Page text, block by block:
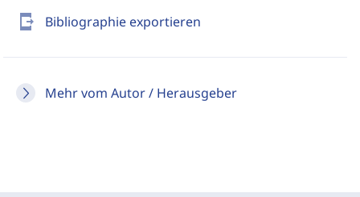
send_to_mobile Bibliographie exportieren
Mehr vom Autor / Herausgeber